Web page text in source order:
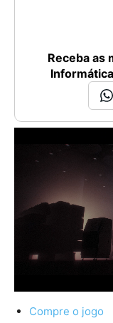
Receba as
Compre o jogo